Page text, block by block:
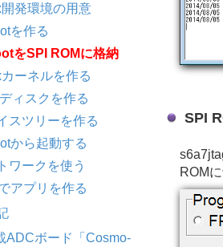
開発環境の用意
を作る
をSPI ROMに格納
ーネルを作る
ィスクを作る
スツリーを作る
から起動する
ワークを使う
アプリを作る
ADCボード「Cosmo-
SPI
ROM